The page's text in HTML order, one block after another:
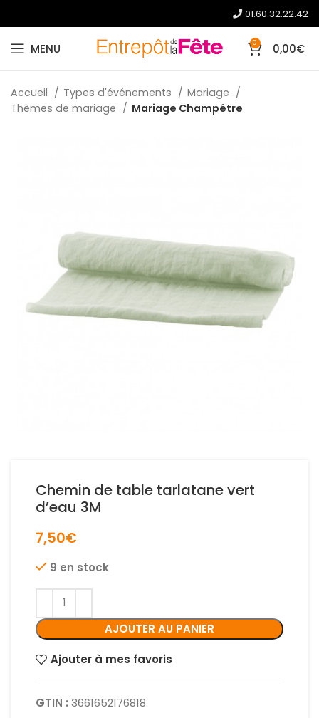
01.60.32.22.42
MENU 0 0,00€
Accueil Types d'événements
Mariage
Thèmes de mariage
Mariage Champêtre
Chemin de table tarlatane vert
d’eau 3M
7,50€
9 en stock
AJOUTER AU PANIER
Ajouter à mes favoris
GTIN : 3661652176818